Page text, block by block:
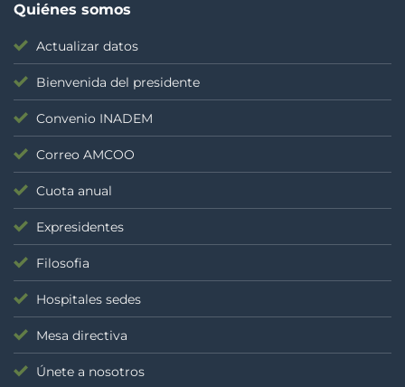
Quiénes somos
Actualizar datos
Bienvenida del presidente
Convenio INADEM
Correo AMCOO
Cuota anual
Expresidentes
Filosofia
Hospitales sedes
Mesa directiva
Únete a nosotros